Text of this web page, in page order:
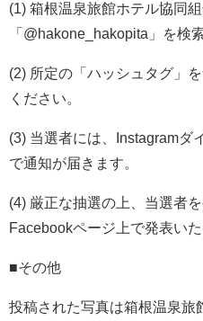
(1) 箱根温泉旅館ホテル協同
「@hakone_hakopita」を検
(2) 所定の「ハッシュタグ」
ください。
(3) 当選者には、Instagramダ
で通知が届きます。
(4) 厳正な抽選の上、当選者
Facebookページ上で発表いた
■その他
投稿された写真は箱根温泉旅